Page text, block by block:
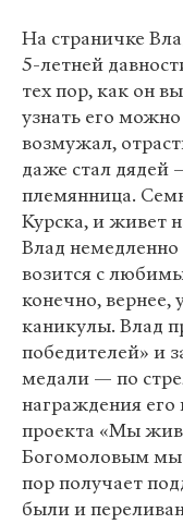
На страничке
5-летней
тех пор, как он
узнать его
возмужал,
даже стал дядей
племянница.
Курска, и живет
Влад
возится с
конечно, вернее,
каникулы. Влад
победителей» и
медали — по
награждения
проекта «Мы
Богомоловым мы
пор получает
были и